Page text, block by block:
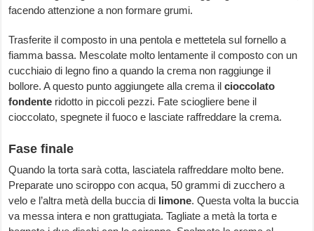
facendo attenzione a non formare grumi.
Trasferite il composto in una pentola e mettetela sul fornello a
fiamma bassa. Mescolate molto lentamente il composto con un
cucchiaio di legno fino a quando la crema non raggiunge il
bollore. A questo punto aggiungete alla crema ilcioccolato
fondente ridotto in piccoli pezzi. Fate sciogliere bene il
cioccolato, spegnete il fuoco e lasciate raffreddare la crema.
Fase finale
Quando la torta sarà cotta, lasciatela raffreddare molto bene.
Preparate uno sciroppo con acqua, 50 grammi di zucchero a
velo e l’altra metà della buccia di limone. Questa volta la buccia
va messa intera e non grattugiata. Tagliate a metà la torta e